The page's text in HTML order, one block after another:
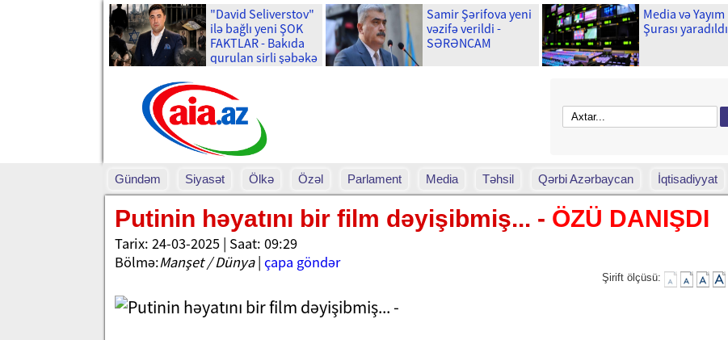
"David Seliverstov"
ilə bağlı yeni ŞOK
FAKTLAR - Bakıda
qurulan sirli şəbəkə
Samir Şərifova yeni
vəzifə verildi -
SƏRƏNCAM
Media və Yayım
Şurası yaradıldı
Gündəm Siyasət Ölkə Özəl Parlament Media Təhsil Qərbi Azərbaycan İqtisadiyyat
Putinin həyatını bir film dəyişibmiş... - ÖZÜ DANIŞDI
Tarix: 24-03-2025 | Saat: 09:29
Bölmə:Manşet / Dünya| çapa göndər
Şirift ölçüsü: